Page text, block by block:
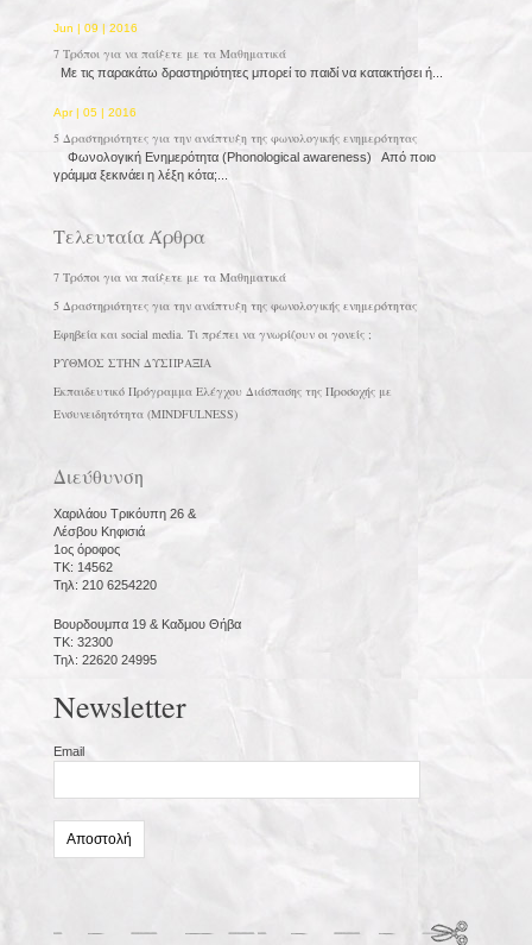
Jun | 09 | 2016
7 Τρόποι για να παίξετε με τα Μαθηματικά
Με τις παρακάτω δραστηριότητες μπορεί το παιδί να κατακτήσει ή...
Apr | 05 | 2016
5 Δραστηριότητες για την ανάπτυξη της φωνολογικής ενημερότητας
Φωνολογική Ενημερότητα (Phonological awareness) Από ποιο
γράμμα ξεκινάει η λέξη κότα;...
Τελευταία Άρθρα
7 Τρόποι για να παίξετε με τα Μαθηματικά
5 Δραστηριότητες για την ανάπτυξη της φωνολογικής ενημερότητας
Εφηβεία και social media. Τι πρέπει να γνωρίζουν οι γονείς ;
ΡΥΘΜΟΣ ΣΤΗΝ ΔΥΣΠΡΑΞΙΑ
Εκπαιδευτικό Πρόγραμμα Ελέγχου Διάσπασης της Προσοχής με
Ενσυνειδητότητα (MINDFULNESS)
Διεύθυνση
Χαριλάου Τρικόυπη 26 &
Λέσβου Κηφισιά
1ος όροφος
ΤΚ: 14562
Τηλ: 210 6254220
Βουρδουμπα 19 & Καδμου Θήβα
ΤΚ: 32300
Τηλ: 22620 24995
Newsletter
Email